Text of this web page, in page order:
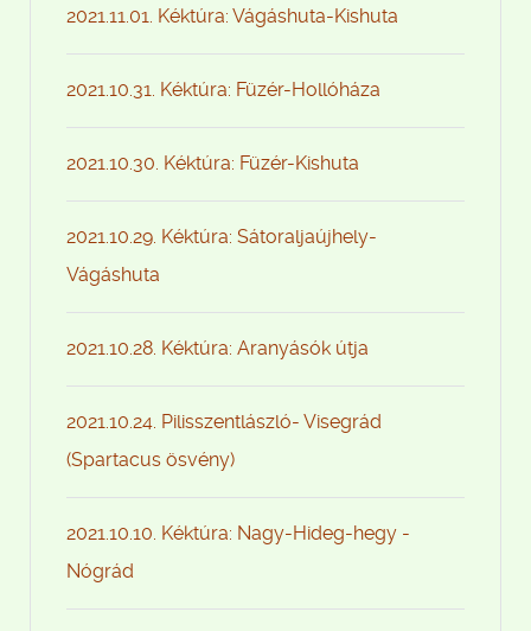
2021.11.01. Kéktúra: Vágáshuta-Kishuta
2021.10.31. Kéktúra: Füzér-Hollóháza
2021.10.30. Kéktúra: Füzér-Kishuta
2021.10.29. Kéktúra: Sátoraljaújhely-
Vágáshuta
2021.10.28. Kéktúra: Aranyásók útja
2021.10.24. Pilisszentlászló- Visegrád
(Spartacus ösvény)
2021.10.10. Kéktúra: Nagy-Hideg-hegy -
Nógrád